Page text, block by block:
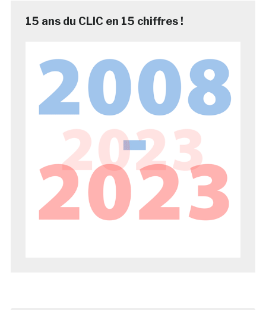
15 ans du CLIC en 15 chiffres !